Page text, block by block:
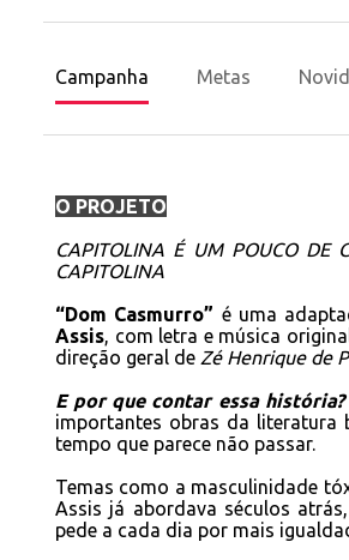
Campanha Metas
O PROJETO
CAPITOLINA É UM POUCO DE
CAPITOLINA
“Dom Casmurro” é uma
Assis, com letra e música
direção geral de Zé Henrique de
E por que contar essa história?
importantes obras da literatura
tempo que parece não passar.
Temas como a masculinidade
Assis já abordava séculos
pede a cada dia por mais